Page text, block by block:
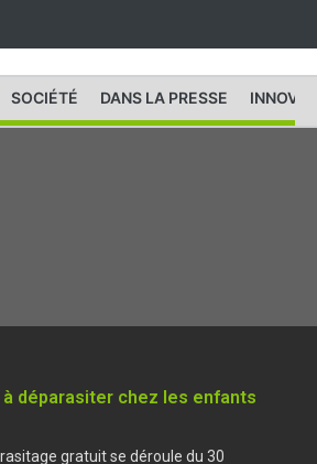
SOCIÉTÉ DANS LA PRESSE
déparasiter chez les enfants
gratuit se déroule du 30